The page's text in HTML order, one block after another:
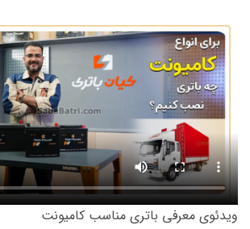
ویدئوی معرفی باتری مناسب کامیونت